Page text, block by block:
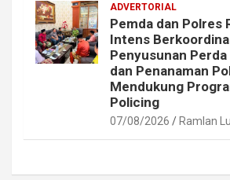
ADVERTORIAL
Pemda dan Polres
Intens
Penyusunan
dan Penanaman
Mendukung
Policing
07/08/2026 Ramlan